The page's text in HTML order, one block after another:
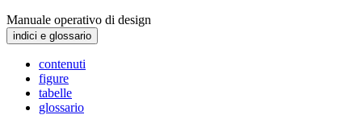
Manuale operativo di design
indici e glossario
contenuti
figure
tabelle
glossario